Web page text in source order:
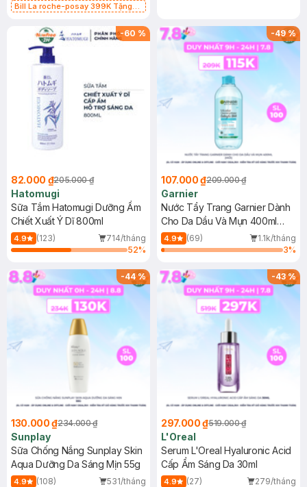
Bill La roche-posay 399K Tặng
(SL có hạn)
-60 %
82.000 ₫205.000 ₫
Hatomugi
Sữa Tắm Hatomugi Dưỡng Ẩm
Chiết Xuất Ý Dĩ 800ml
4.9 (123)
714/tháng
52%
-49%
107.000 ₫209.000 ₫
Garnier
Nước Tẩy Trang Garnier Dành
Cho Da Dầu Và Mụn 400ml
(Mới)
4.9 (69)
1.1k/tháng
3%
-44%
130.000 ₫234.000 ₫
Sunplay
Sữa Chống Nắng Sunplay Skin
Aqua Dưỡng Da Sáng Mịn 55g
4.9 (108) 531/tháng
-43%
297.000 ₫519.000 ₫
L'Oreal
Serum L'Oreal Hyaluronic Acid
Cấp Ẩm Sáng Da 30ml
4.9 (27)
279/tháng